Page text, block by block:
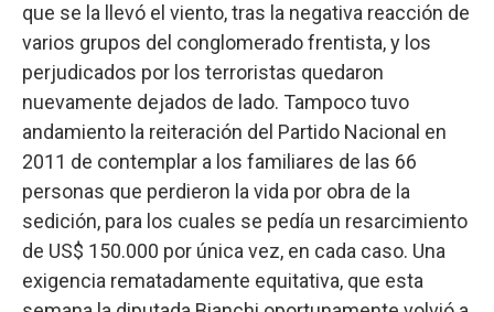
que se la llevó el viento, tras la negativa reacción de
varios grupos del conglomerado frentista, y los
perjudicados por los terroristas quedaron
nuevamente dejados de lado. Tampoco tuvo
andamiento la reiteración del Partido Nacional en
2011 de contemplar a los familiares de las 66
personas que perdieron la vida por obra de la
sedición, para los cuales se pedía un resarcimiento
de US$ 150.000 por única vez, en cada caso. Una
exigencia rematadamente equitativa, que esta